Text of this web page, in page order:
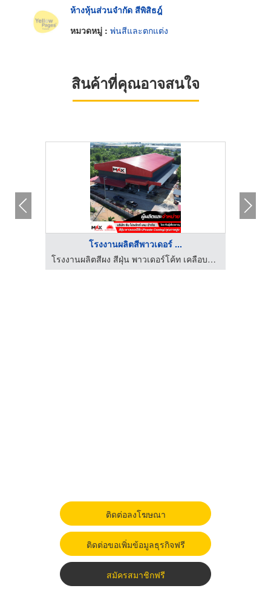
ห้างหุ้นส่วนจำกัด สีพิสิธฎ์
หมวดหมู่ : พ่นสีและตกแต่ง
สินค้าที่คุณอาจสนใจ
โรงงานผลิตสีพาวเดอร์ ...
โรงงานผลิตสีผง สีฝุ่น พาวเดอร์โค้ท เคลือบโลหะทุกชนิด
ติดต่อลงโฆษณา
ติดต่อขอเพิ่มข้อมูลธุรกิจฟรี
สมัครสมาชิกฟรี